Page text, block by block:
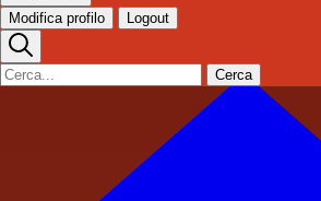
Modifica profilo Logout
Cerca